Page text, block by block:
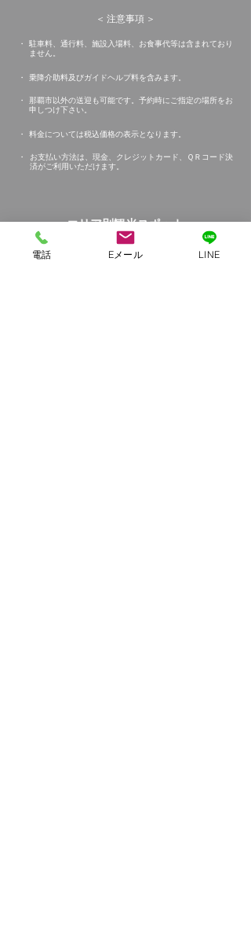
＜ 注意事項 ＞
​・
駐車料、​通行料、施設入場料、お食事代等は含まれており
ません。
​・ 乗降介助料及びガイドヘルプ料を含みます。
​・
那覇市以外の送迎も可能です。予約時にご指定の場所をお
申しつけ下さい。
​・ 料金については税込価格の表示となります。
​・
お支払い方法は、現金、クレジットカード、ＱＲコード決
済がご利用いただけます。
エリア別観光スポット
電話 Eメール LINE